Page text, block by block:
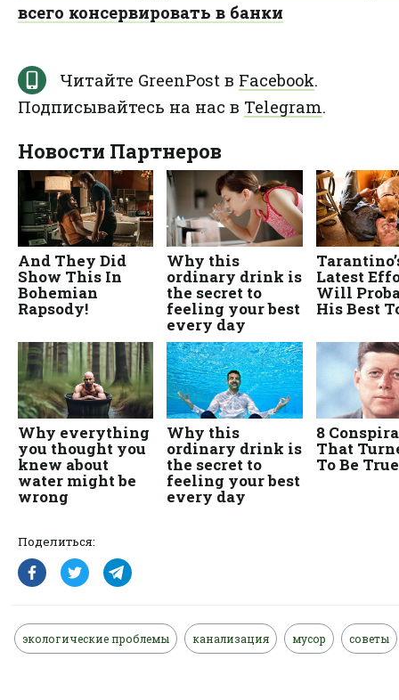
Поделиться:
экологические проблемы канализация мусор советы
всего консервировать в банки
Читайте GreenPost в Facebook.
Подписывайтесь на нас в Telegram.